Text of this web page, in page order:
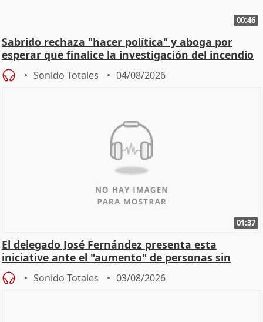
00:46
Sabrido rechaza "hacer política" y aboga por
esperar que finalice la investigación del incendio
Sonido Totales 04/08/2026
01:37
El delegado José Fernández presenta esta
iniciative ante el "aumento" de personas sin
hogar en Madri
Sonido Totales 03/08/2026